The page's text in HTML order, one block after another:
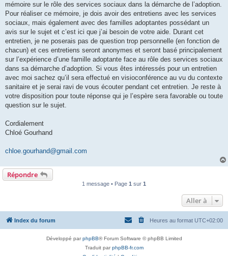
l
u
mémoire sur le rôle des services sociaux dans la démarche de l’adoption.
Pour réaliser ce mémoire, je dois avoir des entretiens avec les services
sociaux, mais également avec des familles adoptantes possédant un
avis sur le sujet et c’est ici que j’ai besoin de votre aide. Durant cet
entretien, je ne poserais pas de question trop personnelle (en fonction de
chacun) et ces entretiens seront anonymes et seront basé principalement
sur l’expérience d’une famille adoptante face au rôle des services sociaux
dans sa démarche d’adoption. Si vous êtes intéressés pour un entretien
avec moi sachez qu’il sera effectué en visioconférence au vu du contexte
sanitaire et je serai ravi de vous écouter pendant cet entretien. Je reste à
votre disposition pour toute réponse qui je l’espère sera favorable ou toute
question sur le sujet.
Cordialement
Chloé Gourhand
chloe.gourhand@gmail.com
Répondre
1 message • Page 1 sur 1
Aller à
Index du forum Heures au format UTC+02:00
Développé parphpBB® Forum Software © phpBB Limited
Traduit parphpBB-fr.com